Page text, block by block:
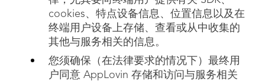
cookies、特点设备信息、位置信息以及在
终端用户设备上存储、查看或从中收集的
其他与服务相关的信息。
您须确保（在法律要求的情况下）最终用
户同意 AppLovin 存储和访问与服务相关